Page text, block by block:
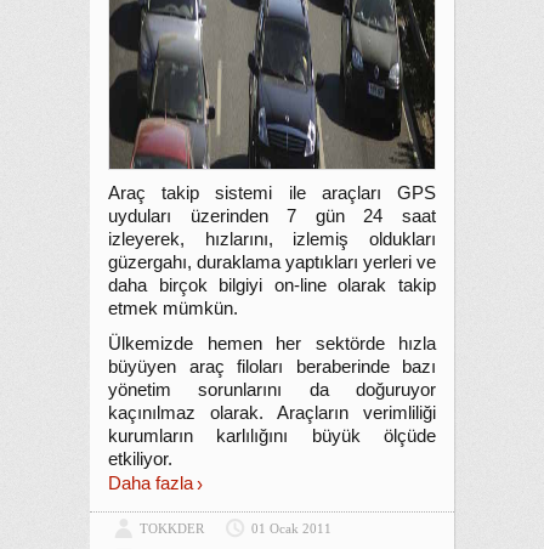
Araç takip sistemi ile araçları GPS
uyduları üzerinden 7 gün 24 saat
izleyerek, hızlarını, izlemiş oldukları
güzergahı, duraklama yaptıkları yerleri ve
daha birçok bilgiyi on-line olarak takip
etmek mümkün.
Ülkemizde hemen her sektörde hızla
büyüyen araç filoları beraberinde bazı
yönetim sorunlarını da doğuruyor
kaçınılmaz olarak. Araçların verimliliği
kurumların karlılığını büyük ölçüde
etkiliyor.
Daha fazla
TOKKDER
01 Ocak 2011